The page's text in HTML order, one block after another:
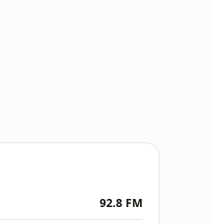
92.8 FM